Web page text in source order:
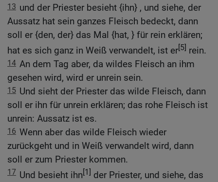
13 und der Priester besieht {ihn} , und siehe, der
Aussatz hat sein ganzes Fleisch bedeckt, dann
soll er {den, der} das Mal {hat, } für rein erklären;
hat es sich ganz in Weiß verwandelt, ist er[5] rein.
14 An dem Tag aber, da wildes Fleisch an ihm
gesehen wird, wird er unrein sein.
15 Und sieht der Priester das wilde Fleisch, dann
soll er ihn für unrein erklären; das rohe Fleisch ist
unrein: Aussatz ist es.
16 Wenn aber das wilde Fleisch wieder
zurückgeht und in Weiß verwandelt wird, dann
soll er zum Priester kommen.
17 Und besieht ihn[1] der Priester, und siehe, das